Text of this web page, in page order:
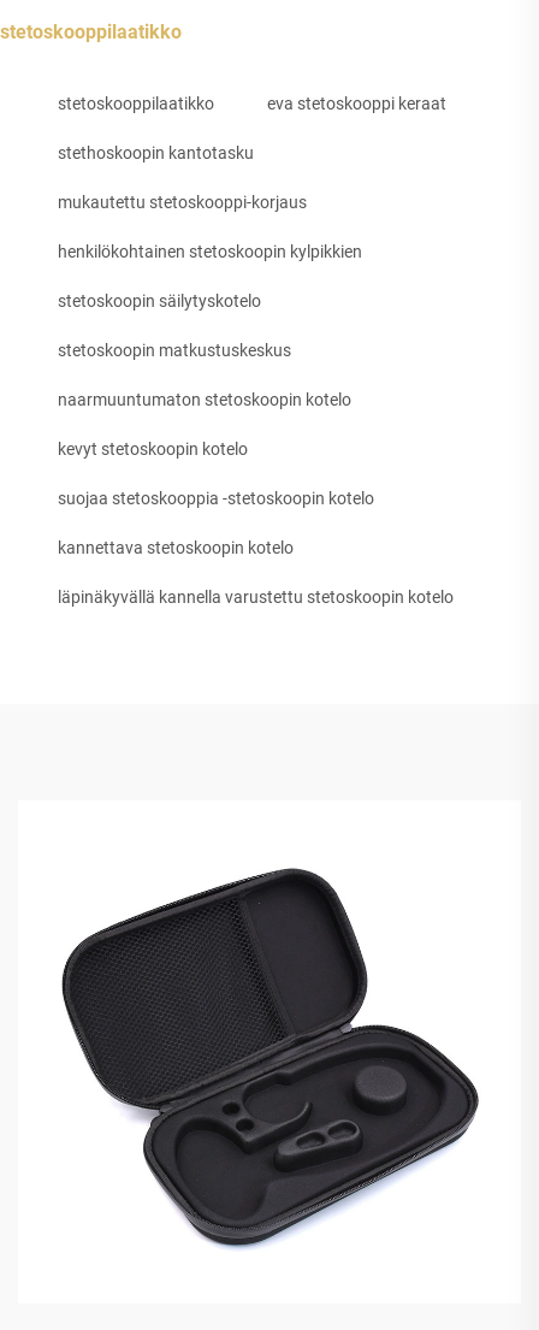
stetoskooppilaatikko
stetoskooppilaatikko eva stetoskooppi keraat
stethoskoopin kantotasku
mukautettu stetoskooppi-korjaus
henkilökohtainen stetoskoopin kylpikkien
stetoskoopin säilytyskotelo
stetoskoopin matkustuskeskus
naarmuuntumaton stetoskoopin kotelo
kevyt stetoskoopin kotelo
suojaa stetoskooppia -stetoskoopin kotelo
kannettava stetoskoopin kotelo
läpinäkyvällä kannella varustettu stetoskoopin kotelo